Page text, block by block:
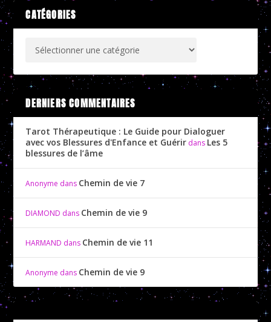
CATÉGORIES
DERNIERS COMMENTAIRES
Tarot Thérapeutique : Le Guide pour Dialoguer
avec vos Blessures d'Enfance et Guérir dans Les 5
blessures de l’âme
Anonyme dans Chemin de vie 7
DIAMOND dans Chemin de vie 9
HARMAND dans Chemin de vie 11
Anonyme dans Chemin de vie 9